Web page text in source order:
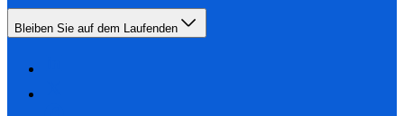
Bleiben Sie auf dem Laufenden